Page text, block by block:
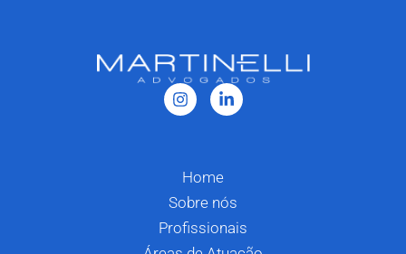
Home
Sobre nós
Profissionais